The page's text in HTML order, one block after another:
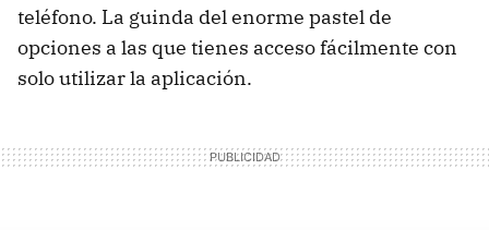
teléfono. La guinda del enorme pastel de
opciones a las que tienes acceso fácilmente con
solo utilizar la aplicación.